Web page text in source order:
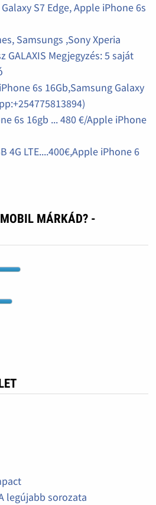
S7 Edge, Apple iPhone 6s
Samsungs ,Sony Xperia
GALAXIS Megjegyzés: 5 saját
6s 16Gb,Samsung Galaxy
6s 16gb ... 480 €/Apple iPhone
4G LTE....400€,Apple iPhone 6
MÁRKÁD? -
legújabb sorozata